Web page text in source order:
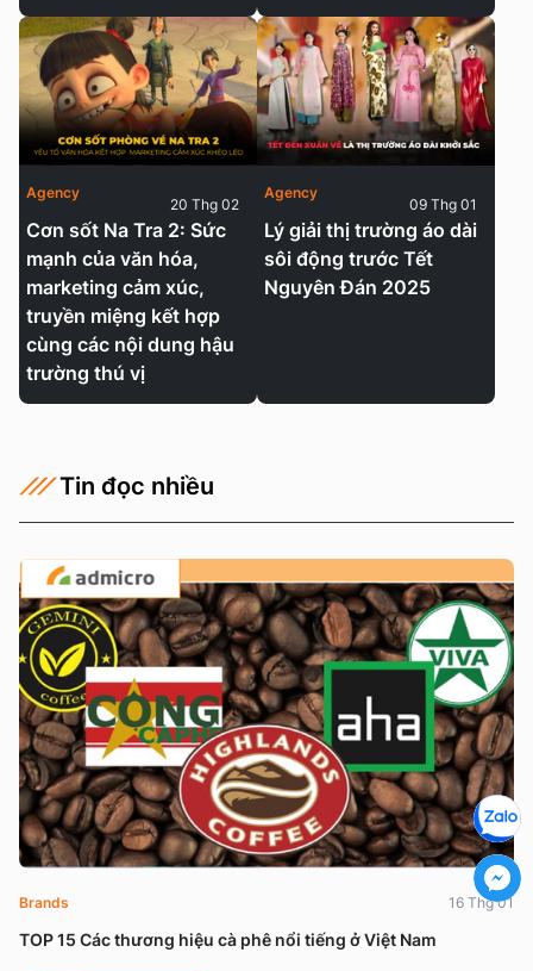
Cơn sốt Na Tra 2: Sức
mạnh của văn hóa,
marketing cảm xúc,
truyền miệng kết hợp
cùng các nội dung hậu
trường thú vị
Agency
20 Thg 02
Lý giải thị trường áo dài
sôi động trước Tết
Nguyên Đán 2025
Agency
09 Thg 01
Tin đọc nhiều
TOP 15 Các thương hiệu cà phê nổi tiếng ở Việt Nam
Brands 16 Thg 01